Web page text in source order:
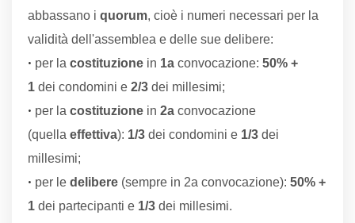
abbassano i quorum, cioè i numeri necessari per la
validità dell'assemblea e delle sue delibere:
• per la costituzione in 1a convocazione: 50% +
1 dei condomini e 2/3 dei millesimi;
• per la costituzione in 2a convocazione
(quella effettiva): 1/3 dei condomini e 1/3 dei
millesimi;
• per le delibere (sempre in 2a convocazione): 50% +
1 dei partecipanti e 1/3 dei millesimi.